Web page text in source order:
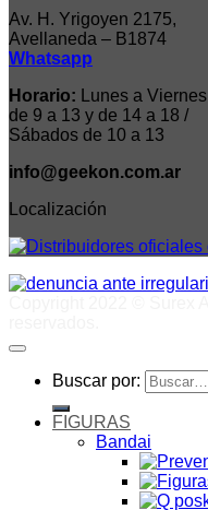
Av. H. Yrigoyen 2175,
Avellaneda – B1874
Whatsapp
Horario: Lunes a Viernes
de 9 a 13 y de 14 a 18 /
Sábados de 10 a 13
info@geekon.com.ar
Localización
Buscar por:
FIGURAS
Bandai